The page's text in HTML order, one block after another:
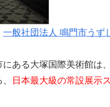
一般社団法人 鳴門市うず
にある大塚国際美術館は
日本最大級の常設展示